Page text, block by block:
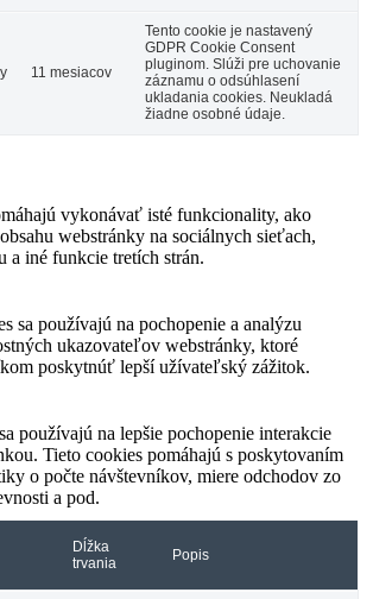
11 mesiacov
Tento cookie je nastavený
GDPR Cookie Consent
pluginom. Slúži pre uchovanie
záznamu o odsúhlasení
ukladania cookies. Neukladá
žiadne osobné údaje.
vykonávať isté funkcionality, ako
webstránky na sociálnych sieťach,
a iné funkcie tretích strán.
sa používajú na pochopenie a analýzu
ukazovateľov webstránky, ktoré
poskytnúť lepší užívateľský zážitok.
používajú na lepšie pochopenie interakcie
Tieto cookies pomáhajú s poskytovaním
o počte návštevníkov, miere odchodov zo
a pod.
Dĺžka
trvania
Popis